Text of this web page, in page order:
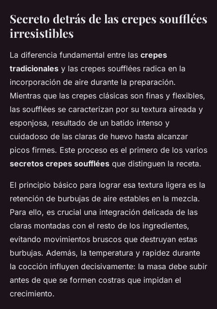
Secreto detrás de las crepes soufflées
irresistibles
La diferencia fundamental entre las crepes
tradicionales y las crepes soufflées radica en la
incorporación de aire durante la preparación.
Mientras que las crepes clásicas son finas y flexibles,
las soufflées se caracterizan por su textura aireada y
esponjosa, resultado de un batido intenso y
cuidadoso de las claras de huevo hasta alcanzar
picos firmes. Este proceso es el primero de los varios
secretos crepes soufflées que distinguen la receta.
El principio básico para lograr esa textura ligera es la
retención de burbujas de aire estables en la mezcla.
Para ello, es crucial una integración delicada de las
claras montadas con el resto de los ingredientes,
evitando movimientos bruscos que destruyan estas
burbujas. Además, la temperatura y rapidez durante
la cocción influyen decisivamente: la masa debe subir
antes de que se formen costras que impidan el
crecimiento.